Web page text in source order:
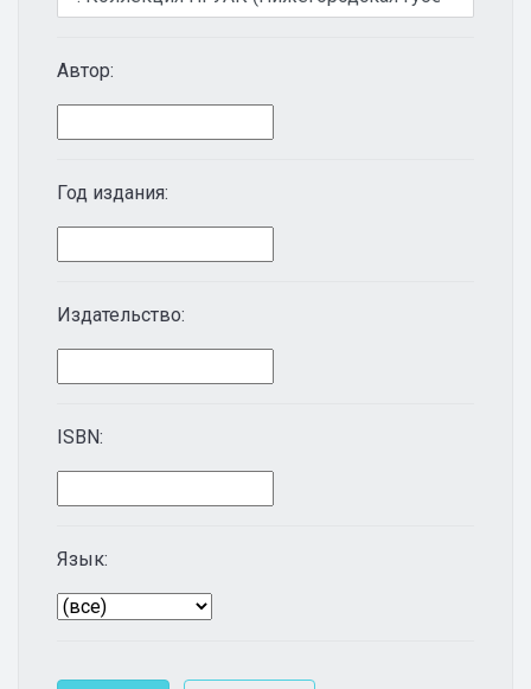
Автор:
Год издания:
Издательство:
ISBN:
Язык: